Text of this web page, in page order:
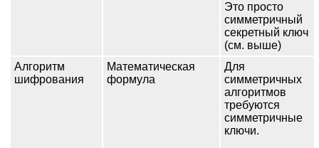
Это просто
симметричный
секретный ключ
(см. выше)
Алгоритм
шифрования
Математическая
формула
Для
симметричных
алгоритмов
требуются
симметричные
ключи.